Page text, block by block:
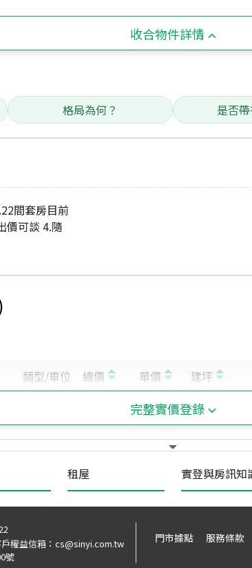
收合物件詳情
格局為何？ 是否
間套房目前
價可談 4.隨
完整實價登錄
租屋 實登與房訊知
權益信箱： cs@sinyi.com.tw
號
門市據點 服務條款